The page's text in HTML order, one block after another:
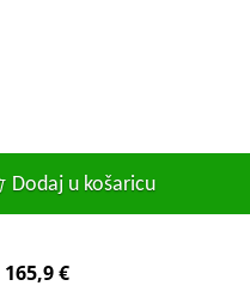
Dodaj u košaricu
165,9 €